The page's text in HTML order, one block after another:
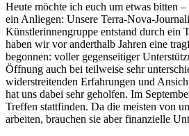
Heute möchte ich euch um etwas bitten
ein Anliegen: Unsere Terra-Nova-
Künstlerinnengruppe entstand durch ein
haben wir vor anderthalb Jahren eine
begonnen: voller gegenseitiger
Öffnung auch bei teilweise sehr
widerstreitenden Erfahrungen und
hat uns dabei sehr geholfen. Im
Treffen stattfinden. Da die meisten von
arbeiten, brauchen sie aber finanzielle